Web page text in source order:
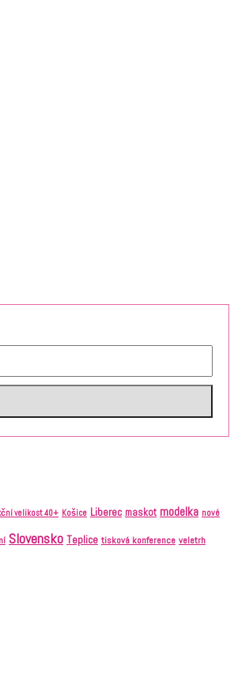
velikost 40+ Košice Liberec maskot modelka nové
Slovensko Teplice tisková konference veletrh